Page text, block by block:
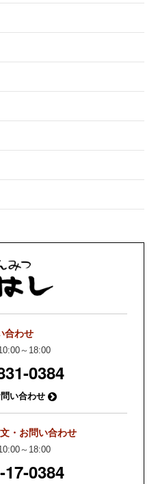
合わせ
～18:00
0384
い合わせ
・お問い合わせ
～18:00
17-0384